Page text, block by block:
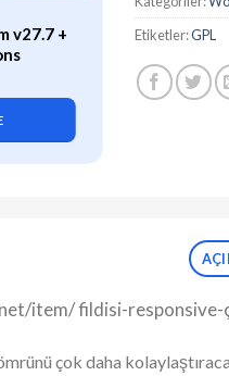
v27.7 +
WP
Etiketler:GPL
item/ fildisi-
çok daha